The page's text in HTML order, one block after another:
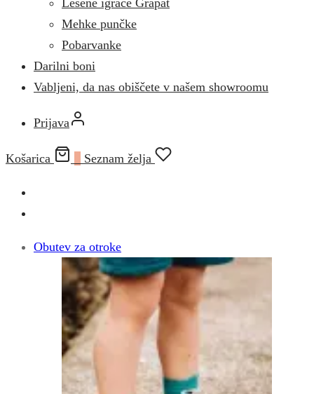
Mehke punčke
Pobarvanke
Darilni boni
Vabljeni, da nas obiščete v našem showroomu
Prijava
Košarica Seznam želja
Obutev za otroke